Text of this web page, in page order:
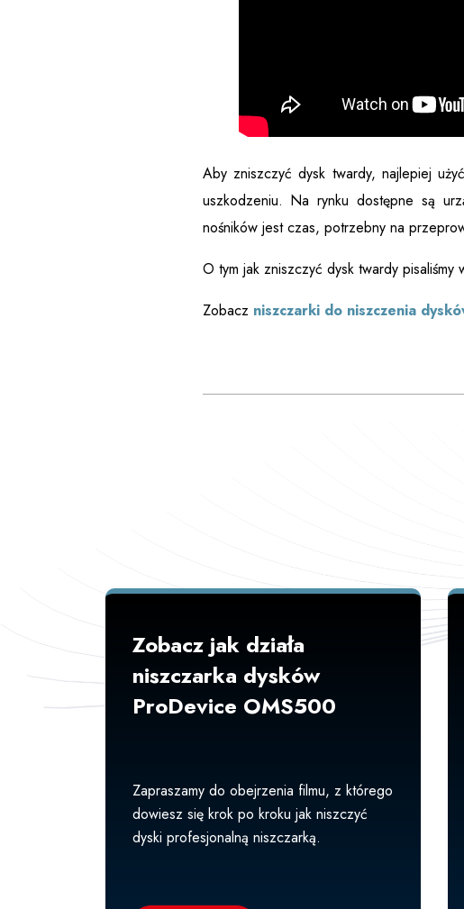
Aby zniszczyć dysk twardy, najlepiej
uszkodzeniu. Na rynku dostępne są
nośników jest czas, potrzebny na
O tym jak zniszczyć dysk twardy pisaliśmy
Zobacz niszczarki do niszczenia
Zobacz jak działa
niszczarka dysków
ProDevice OMS500
Zapraszamy do obejrzenia filmu, z którego
dowiesz się krok po kroku jak niszczyć
dyski profesjonalną niszczarką.